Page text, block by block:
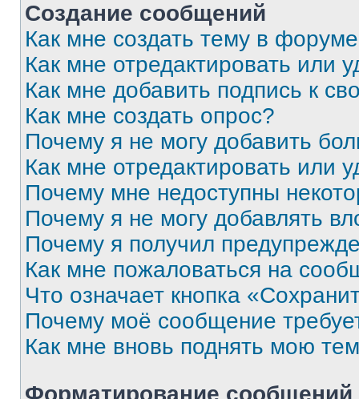
Создание сообщений
Как мне создать тему в
Как мне отредактировать или
Как мне добавить подпись к
Как мне создать опрос?
Почему я не могу добавить
Как мне отредактировать или
Почему мне недоступны
Почему я не могу добавлять
Почему я получил
Как мне пожаловаться на
Что означает кнопка
Почему моё сообщение
Как мне вновь поднять мою
Форматирование